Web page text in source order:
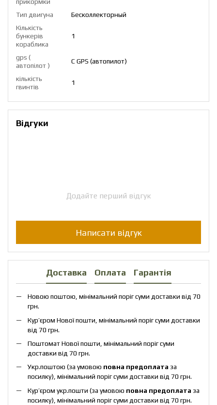
Тип двигуна
Бесколлекторный
Кількість
бункерів
кораблика
1
gps (
автопілот )
С GPS (автопилот)
кількість
гвинтів
1
Відгуки
Додайте перший відгук
Написати відгук
Доставка Оплата Гарантія
Новою поштою, мінімальний поріг суми доставки від 70
грн.
Кур’єром Нової пошти, мінімальний поріг суми доставки
від 70 грн.
Поштомат Нової пошти, мінімальний поріг суми
доставки від 70 грн.
Укр.поштою (за умовою повна предоплата за
посилку), мінімальний поріг суми доставки від 70 грн.
Кур’єром укр.пошти (за умовою повна предоплата за
посилку), мінімальний поріг суми доставки від 70 грн.